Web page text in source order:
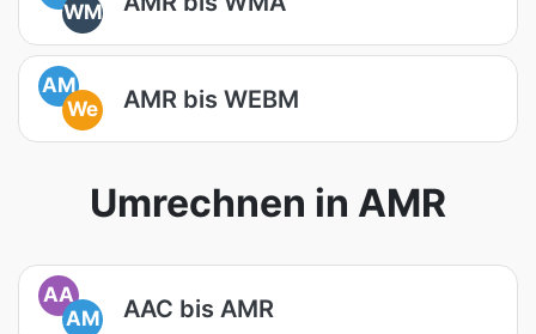
WM
AM
We
AMR bis WEBM
Umrechnen in AMR
AA
AM
AAC bis AMR